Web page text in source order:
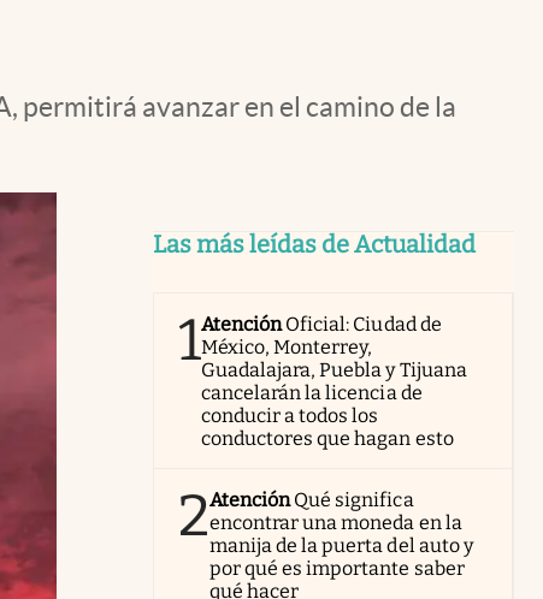
permitirá avanzar en el camino de la
Las más leídas de Actualidad
1AtenciónOficial: Ciudad de
México, Monterrey,
Guadalajara, Puebla y Tijuana
cancelarán la licencia de
conducir a todos los
conductores que hagan esto
2AtenciónQué significa
encontrar una moneda en la
manija de la puerta del auto y
por qué es importante saber
qué hacer